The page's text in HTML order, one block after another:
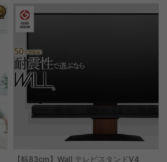
【幅83cm】Wall テレビスタンドV4